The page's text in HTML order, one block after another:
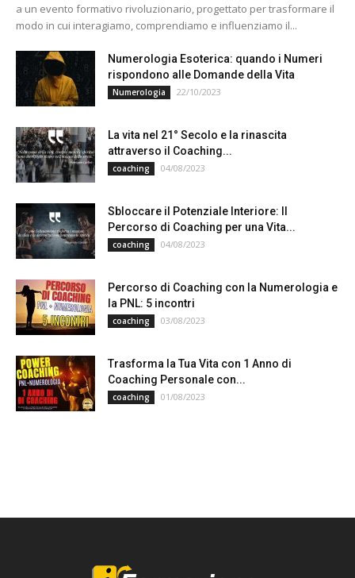
a un evento formativo rivoluzionario, progettato per trasformare il
modo in cui interagiamo, comprendiamo e influenziamo il...
Numerologia Esoterica: quando i Numeri
rispondono alle Domande della Vita
Numerologia 22/10/2023
La vita nel 21° Secolo e la rinascita
attraverso il Coaching...
coaching 04/08/2023
Sbloccare il Potenziale Interiore: Il
Percorso di Coaching per una Vita...
coaching 04/08/2023
Percorso di Coaching con la Numerologia e
la PNL: 5 incontri
coaching 03/08/2023
Trasforma la Tua Vita con 1 Anno di
Coaching Personale con...
coaching 01/08/2023